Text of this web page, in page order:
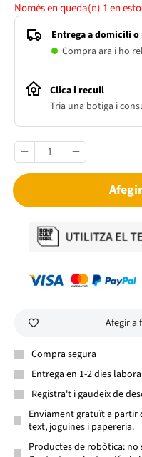
Només en queda(n) 1en
Entrega a domicili
Compra ara i ho
Clica i recull
Tria una botiga i
Afegir a
Compra segura
Entrega en 1-2 dies
Registra't i gaudeix de
Enviament gratuït a partir
text, joguines i papereria.
Productes de robòtica: